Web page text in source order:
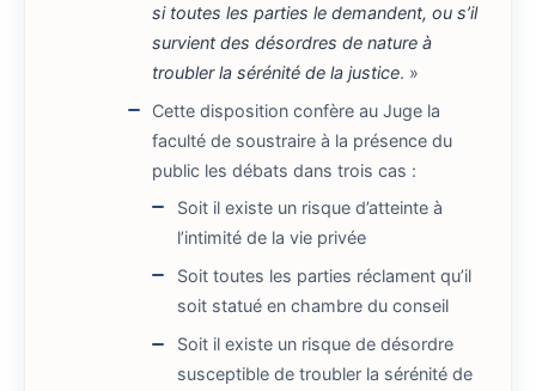
si toutes les parties le demandent, ou s’il
survient des désordres de nature à
troubler la sérénité de la justice. »
Cette disposition confère au Juge la
faculté de soustraire à la présence du
public les débats dans trois cas :
Soit il existe un risque d’atteinte à
l’intimité de la vie privée
Soit toutes les parties réclament qu’il
soit statué en chambre du conseil
Soit il existe un risque de désordre
susceptible de troubler la sérénité de